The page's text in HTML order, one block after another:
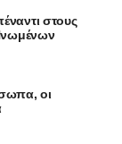
στους
οι